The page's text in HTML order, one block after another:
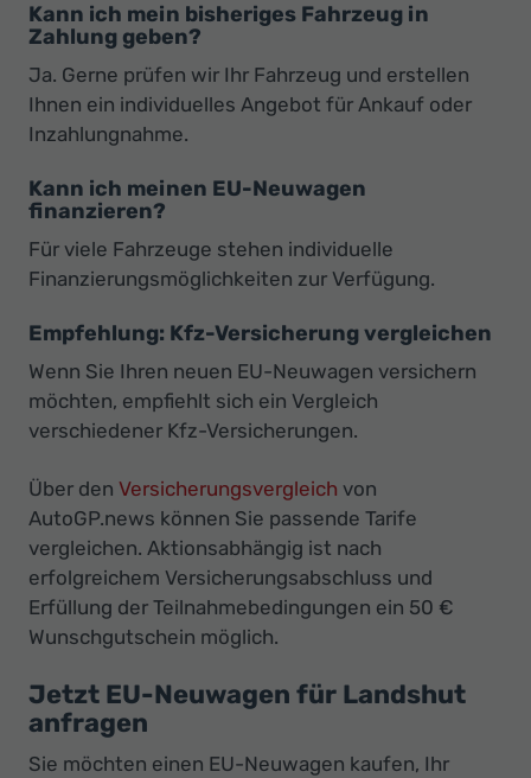
Kann ich mein bisheriges Fahrzeug in
Zahlung geben?
Ja. Gerne prüfen wir Ihr Fahrzeug und erstellen
Ihnen ein individuelles Angebot für Ankauf oder
Inzahlungnahme.
Kann ich meinen EU-Neuwagen
finanzieren?
Für viele Fahrzeuge stehen individuelle
Finanzierungsmöglichkeiten zur Verfügung.
Empfehlung: Kfz-Versicherung vergleichen
Wenn Sie Ihren neuen EU-Neuwagen versichern
möchten, empfiehlt sich ein Vergleich
verschiedener Kfz-Versicherungen.
Über den Versicherungsvergleich von
AutoGP.news können Sie passende Tarife
vergleichen. Aktionsabhängig ist nach
erfolgreichem Versicherungsabschluss und
Erfüllung der Teilnahmebedingungen ein 50 €
Wunschgutschein möglich.
Jetzt EU-Neuwagen für Landshut
anfragen
Sie möchten einen EU-Neuwagen kaufen, Ihr